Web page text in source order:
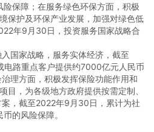
保障；在服务绿色环保方面，积极
保护及环保产业发展，加强对绿色低
年9月30日，投资服务国家战略合
国家战略，服务实体经济，截至
路重点客户提供约7000亿元人民币
理方面，积极发挥保险功能作用和
目，为各级地方政府提供按需定制、
，截至2022年9月30日，累计为社
的风险保障。